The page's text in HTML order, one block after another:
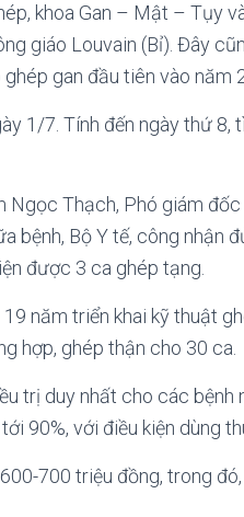
khoa Gan – Mật – Tụy
giáo Louvain (Bỉ). Đây
gan đầu tiên vào năm
1/7. Tính đến ngày thứ
Ngọc Thạch, Phó giám
bệnh, Bộ Y tế, công nhận
được 3 ca ghép tạng.
năm triển khai kỹ thuật
hợp, ghép thận cho 30 ca.
trị duy nhất cho các bệnh
90%, với điều kiện dùng
700 triệu đồng, trong